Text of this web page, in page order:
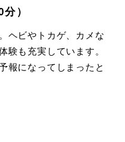
）
ヘビやトカゲ、カメな
験も充実しています。
報になってしまったと